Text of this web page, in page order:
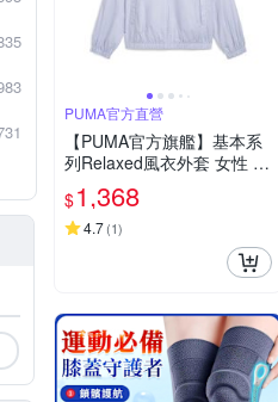
PUMA官方直營
【PUMA官方旗艦】基本系
列Relaxed風衣外套 女性 68
513447
$1,368
4.7(1)